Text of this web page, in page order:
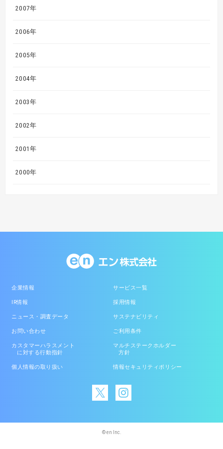
2007年
2006年
2005年
2004年
2003年
2002年
2001年
2000年
企業情報 サービス一覧
IR情報 採用情報
ニュース・調査データ サステナビリティ
お問い合わせ ご利用条件
カスタマーハラスメント
に対する行動指針
マルチステークホルダー
方針
個人情報の取り扱い 情報セキュリティポリシー
© en Inc.